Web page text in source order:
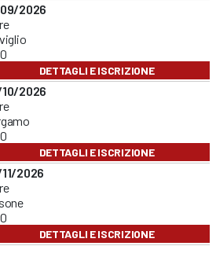
2026
DETTAGLI E ISCRIZIONE
2026
DETTAGLI E ISCRIZIONE
2026
DETTAGLI E ISCRIZIONE